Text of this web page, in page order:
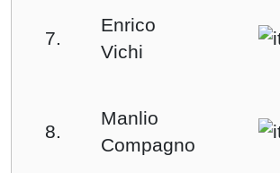
7.
Enrico
Vichi
8.
Manlio
Compagno